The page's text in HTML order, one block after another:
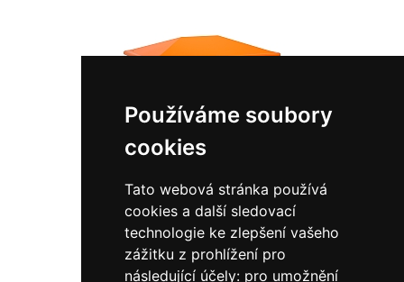
Používáme soubory
cookies
Tato webová stránka používá
cookies a další sledovací
technologie ke zlepšení vašeho
zážitku z prohlížení pro
následující účely: pro umožnění
85 696,00 Kč bez DPH
103 692,16 Kč s DPH